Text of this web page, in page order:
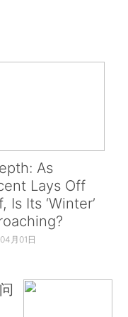
As
Lays Off
Is Its ‘Winter’
月01日